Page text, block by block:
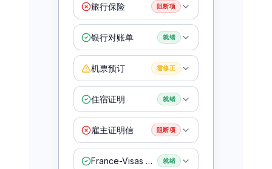
旅行保险 阻断项
银行对账单 就绪
机票预订 需修正
住宿证明 就绪
雇主证明信 阻断项
France-Visas 表格就绪